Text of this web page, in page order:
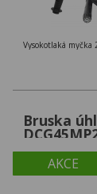
Vysokotlaká myčka
AKCE
Bruska